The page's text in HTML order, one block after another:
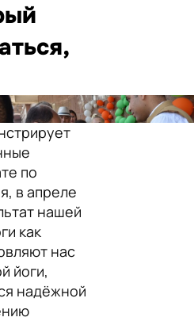
по
в апреле
нашей
как
нас
йоги,
надёжной